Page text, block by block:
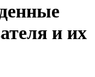
и их